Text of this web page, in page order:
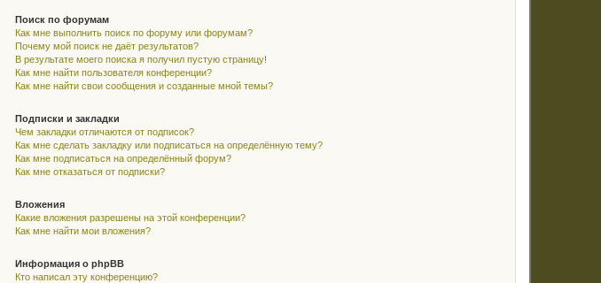
Поиск по форумам
Как мне выполнить поиск по форуму или форумам?
Почему мой поиск не даёт результатов?
В результате моего поиска я получил пустую страницу!
Как мне найти пользователя конференции?
Как мне найти свои сообщения и созданные мной темы?
Подписки и закладки
Чем закладки отличаются от подписок?
Как мне сделать закладку или подписаться на определённую тему?
Как мне подписаться на определённый форум?
Как мне отказаться от подписки?
Вложения
Какие вложения разрешены на этой конференции?
Как мне найти мои вложения?
Информация о phpBB
Кто написал эту конференцию?